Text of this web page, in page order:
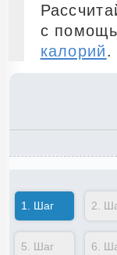
с
калорий.
1. Шаг 2.
5. Шаг 6.